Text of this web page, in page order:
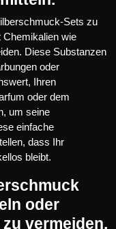
Sets zu
Chemikalien wie
Diese Substanzen
oder
Ihren
oder dem
um seine
einfache
dass Ihr
bleibt.
oder
vermeiden.